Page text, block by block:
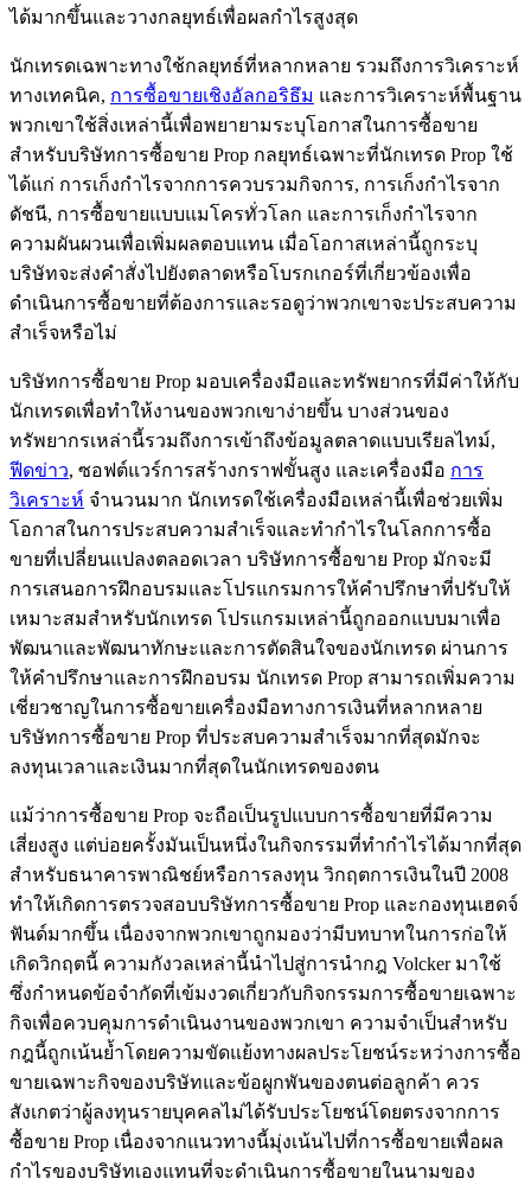
ได้มากขึ้นและวางกลยุทธ์เพื่อผลกำไรสูงสุด
นักเทรดเฉพาะทางใช้กลยุทธ์ที่หลากหลาย รวมถึงการวิเคราะห์
ทางเทคนิค, การซื้อขายเชิงอัลกอริธึม และการวิเคราะห์พื้นฐาน
พวกเขาใช้สิ่งเหล่านี้เพื่อพยายามระบุโอกาสในการซื้อขาย
สำหรับบริษัทการซื้อขาย Prop กลยุทธ์เฉพาะที่นักเทรด Prop ใช้
ได้แก่ การเก็งกำไรจากการควบรวมกิจการ, การเก็งกำไรจาก
ดัชนี, การซื้อขายแบบแมโครทั่วโลก และการเก็งกำไรจาก
ความผันผวนเพื่อเพิ่มผลตอบแทน เมื่อโอกาสเหล่านี้ถูกระบุ
บริษัทจะส่งคำสั่งไปยังตลาดหรือโบรกเกอร์ที่เกี่ยวข้องเพื่อ
ดำเนินการซื้อขายที่ต้องการและรอดูว่าพวกเขาจะประสบความ
สำเร็จหรือไม่
บริษัทการซื้อขาย Prop มอบเครื่องมือและทรัพยากรที่มีค่าให้กับ
นักเทรดเพื่อทำให้งานของพวกเขาง่ายขึ้น บางส่วนของ
ทรัพยากรเหล่านี้รวมถึงการเข้าถึงข้อมูลตลาดแบบเรียลไทม์,
ฟีดข่าว, ซอฟต์แวร์การสร้างกราฟขั้นสูง และเครื่องมือ การ
วิเคราะห์ จำนวนมาก นักเทรดใช้เครื่องมือเหล่านี้เพื่อช่วยเพิ่ม
โอกาสในการประสบความสำเร็จและทำกำไรในโลกการซื้อ
ขายที่เปลี่ยนแปลงตลอดเวลา บริษัทการซื้อขาย Prop มักจะมี
การเสนอการฝึกอบรมและโปรแกรมการให้คำปรึกษาที่ปรับให้
เหมาะสมสำหรับนักเทรด โปรแกรมเหล่านี้ถูกออกแบบมาเพื่อ
พัฒนาและพัฒนาทักษะและการตัดสินใจของนักเทรด ผ่านการ
ให้คำปรึกษาและการฝึกอบรม นักเทรด Prop สามารถเพิ่มความ
เชี่ยวชาญในการซื้อขายเครื่องมือทางการเงินที่หลากหลาย
บริษัทการซื้อขาย Prop ที่ประสบความสำเร็จมากที่สุดมักจะ
ลงทุนเวลาและเงินมากที่สุดในนักเทรดของตน
แม้ว่าการซื้อขาย Prop จะถือเป็นรูปแบบการซื้อขายที่มีความ
เสี่ยงสูง แต่บ่อยครั้งมันเป็นหนึ่งในกิจกรรมที่ทำกำไรได้มากที่สุด
สำหรับธนาคารพาณิชย์หรือการลงทุน วิกฤตการเงินในปี 2008
ทำให้เกิดการตรวจสอบบริษัทการซื้อขาย Prop และกองทุนเฮดจ์
ฟันด์มากขึ้น เนื่องจากพวกเขาถูกมองว่ามีบทบาทในการก่อให้
เกิดวิกฤตนี้ ความกังวลเหล่านี้นำไปสู่การนำกฎ Volcker มาใช้
ซึ่งกำหนดข้อจำกัดที่เข้มงวดเกี่ยวกับกิจกรรมการซื้อขายเฉพาะ
กิจเพื่อควบคุมการดำเนินงานของพวกเขา ความจำเป็นสำหรับ
กฎนี้ถูกเน้นย้ำโดยความขัดแย้งทางผลประโยชน์ระหว่างการซื้อ
ขายเฉพาะกิจของบริษัทและข้อผูกพันของตนต่อลูกค้า ควร
สังเกตว่าผู้ลงทุนรายบุคคลไม่ได้รับประโยชน์โดยตรงจากการ
ซื้อขาย Prop เนื่องจากแนวทางนี้มุ่งเน้นไปที่การซื้อขายเพื่อผล
กำไรของบริษัทเองแทนที่จะดำเนินการซื้อขายในนามของ